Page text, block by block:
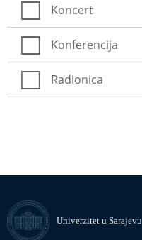
Koncert
Konferencija
Radionica
Univerzitet u Sarajevu